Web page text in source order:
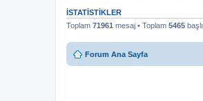
İSTATISTIKLER
Toplam 71961 mesaj • Toplam 5465
Forum Ana Sayfa